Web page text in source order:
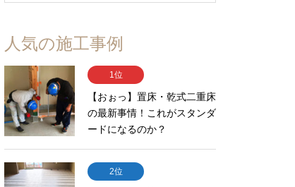
人気の施工事例
1位
【おぉっ】置床・乾式二重床
の最新事情！これがスタンダ
ードになるのか？
2位